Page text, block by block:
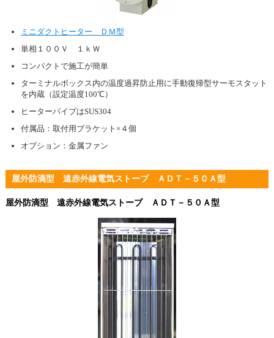
ミニダクトヒーター ＤＭ型
単相１００Ｖ １ｋＷ
コンパクトで施工が簡単
ターミナルボックス内の温度過昇防止用に手動復帰型サーモスタット
を内蔵（設定温度100℃）
ヒーターパイプはSUS304
付属品：取付用ブラケット×４個
オプション：金属ファン
屋外防滴型 遠赤外線電気ストーブ ＡＤＴ－５０Ａ型
屋外防滴型 遠赤外線電気ストーブ ＡＤＴ－５０Ａ型